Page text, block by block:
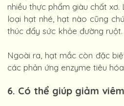
nhiều thực phẩm giàu chất
loại hạt nhé, hạt nào cũng
thúc đẩy sức khỏe đường ruột.
Ngoài ra, hạt mắc còn đặc
các phản ứng enzyme tiêu
6. Có thể giúp giảm viêm